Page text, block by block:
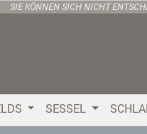
SIE KÖNNEN SICH NICHT
SESSEL